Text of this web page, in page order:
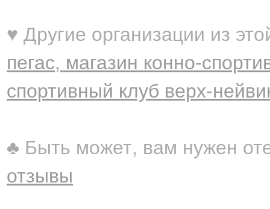
♥ Другие организации из
пегас, магазин конно-
спортивный клуб верх-
♣ Быть может, вам нужен
отзывы